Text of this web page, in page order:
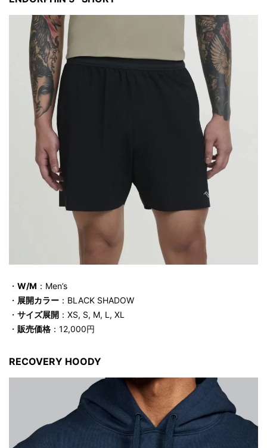
・ W/M ：Men’s
・ 展開カラー ：BLACK SHADOW
・ サイズ展開 ：XS, S, M, L, XL
・ 販売価格 ：12,000円
RECOVERY HOODY